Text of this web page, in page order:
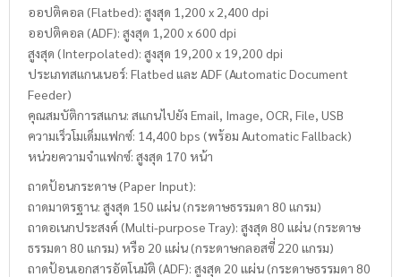
ออปติคอล (Flatbed): สูงสุด 1,200 x 2,400 dpi
ออปติคอล (ADF): สูงสุด 1,200 x 600 dpi
สูงสุด (Interpolated): สูงสุด 19,200 x 19,200 dpi
ประเภทสแกนเนอร์: Flatbed และ ADF (Automatic Document
Feeder)
คุณสมบัติการสแกน: สแกนไปยัง Email, Image, OCR, File, USB
ความเร็วโมเด็มแฟกซ์: 14,400 bps (พร้อม Automatic Fallback)
หน่วยความจำแฟกซ์: สูงสุด 170 หน้า
ถาดป้อนกระดาษ (Paper Input):
ถาดมาตรฐาน: สูงสุด 150 แผ่น (กระดาษธรรมดา 80 แกรม)
ถาดอเนกประสงค์ (Multi-purpose Tray): สูงสุด 80 แผ่น (กระดาษ
ธรรมดา 80 แกรม) หรือ 20 แผ่น (กระดาษกลอสซี่ 220 แกรม)
ถาดป้อนเอกสารอัตโนมัติ (ADF): สูงสุด 20 แผ่น (กระดาษธรรมดา 80